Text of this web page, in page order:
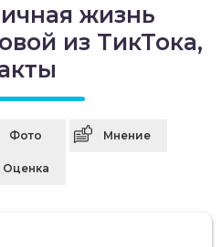
жизнь
из ТикТока,
Фото Мнение
Оценка